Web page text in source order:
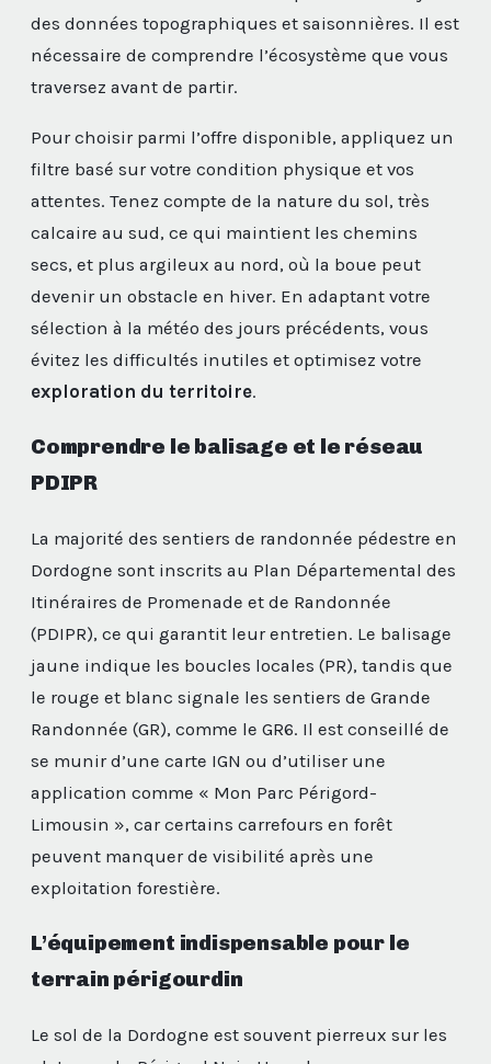
des données topographiques et saisonnières. Il est
nécessaire de comprendre l’écosystème que vous
traversez avant de partir.
Pour choisir parmi l’offre disponible, appliquez un
filtre basé sur votre condition physique et vos
attentes. Tenez compte de la nature du sol, très
calcaire au sud, ce qui maintient les chemins
secs, et plus argileux au nord, où la boue peut
devenir un obstacle en hiver. En adaptant votre
sélection à la météo des jours précédents, vous
évitez les difficultés inutiles et optimisez votre
exploration du territoire.
Comprendre le balisage et le réseau
PDIPR
La majorité des sentiers de randonnée pédestre en
Dordogne sont inscrits au Plan Départemental des
Itinéraires de Promenade et de Randonnée
(PDIPR), ce qui garantit leur entretien. Le balisage
jaune indique les boucles locales (PR), tandis que
le rouge et blanc signale les sentiers de Grande
Randonnée (GR), comme le GR6. Il est conseillé de
se munir d’une carte IGN ou d’utiliser une
application comme « Mon Parc Périgord-
Limousin », car certains carrefours en forêt
peuvent manquer de visibilité après une
exploitation forestière.
L’équipement indispensable pour le
terrain périgourdin
Le sol de la Dordogne est souvent pierreux sur les